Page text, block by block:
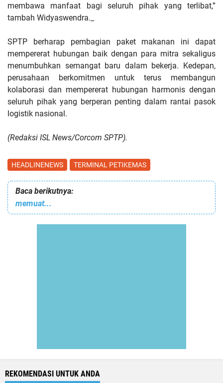
membawa manfaat bagi seluruh pihak yang terlibat,”
tambah Widyaswendra._
SPTP berharap pembagian paket makanan ini dapat
mempererat hubungan baik dengan para mitra sekaligus
menumbuhkan semangat baru dalam bekerja. Kedepan,
perusahaan berkomitmen untuk terus membangun
kolaborasi dan mempererat hubungan harmonis dengan
seluruh pihak yang berperan penting dalam rantai pasok
logistik nasional.
(Redaksi ISL News/Corcom SPTP).
HEADLINENEWS TERMINAL PETIKEMAS
Baca berikutnya:
memuat...
REKOMENDASI UNTUK ANDA